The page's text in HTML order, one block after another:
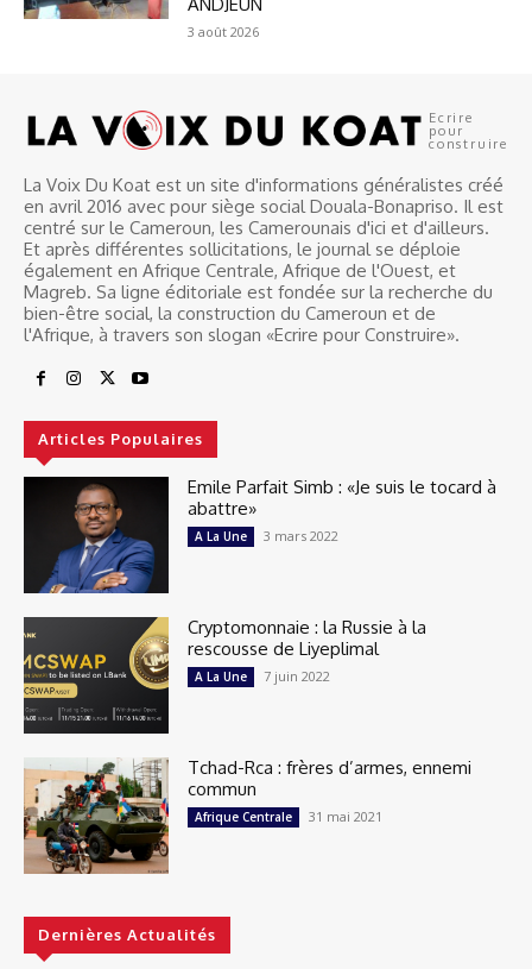
3 août 2026
Ecrire
pour
construire
La Voix Du Koat est un site d'informations généralistes créé
en avril 2016 avec pour siège social Douala-Bonapriso. Il est
centré sur le Cameroun, les Camerounais d'ici et d'ailleurs.
Et après différentes sollicitations, le journal se déploie
également en Afrique Centrale, Afrique de l'Ouest, et
Magreb. Sa ligne éditoriale est fondée sur la recherche du
bien-être social, la construction du Cameroun et de
l'Afrique, à travers son slogan «Ecrire pour Construire».
Articles Populaires
Emile Parfait Simb : «Je suis le tocard à
abattre»
A La Une 3 mars 2022
Cryptomonnaie : la Russie à la
rescousse de Liyeplimal
A La Une 7 juin 2022
Tchad-Rca : frères d’armes, ennemi
commun
Afrique Centrale 31 mai 2021
Dernières Actualités